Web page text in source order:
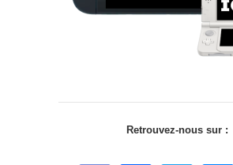
Retrouvez-nous sur :